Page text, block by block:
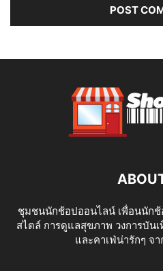
ชุมชนนักช้อปออนไลน์ เพื่อนนักช้
สไตล์ การดูแลสุขภาพ วงการบันเ
และคาเฟ่น่ารักๆ จ